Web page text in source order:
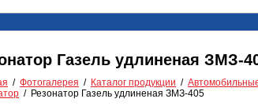
Газель удлиненая ЗМЗ-
Фотогалерея Каталог продукции
Резонатор Газель удлиненая ЗМЗ-405